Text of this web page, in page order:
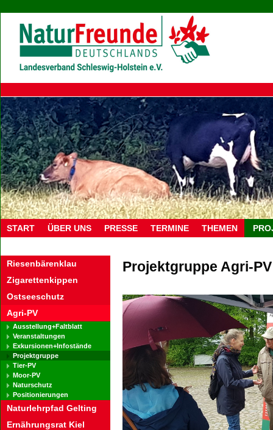
START ÜBER UNS PRESSE TERMINE THEMEN
Riesenbärenklau
Zigarettenkippen
Ostseeschutz
Agri-PV
Ausstellung+Faltblatt
Veranstaltungen
Exkursionen+Infostände
Projektgruppe
Tier-PV
Moor-PV
Naturschutz
Positionierungen
Naturlehrpfad Gelting
Ernährungsrat Kiel
Projektgruppe Agri-PV